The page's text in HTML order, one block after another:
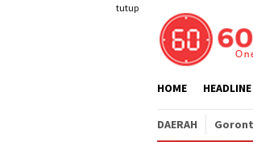
tutup
HOME HEADLINE
DAERAH